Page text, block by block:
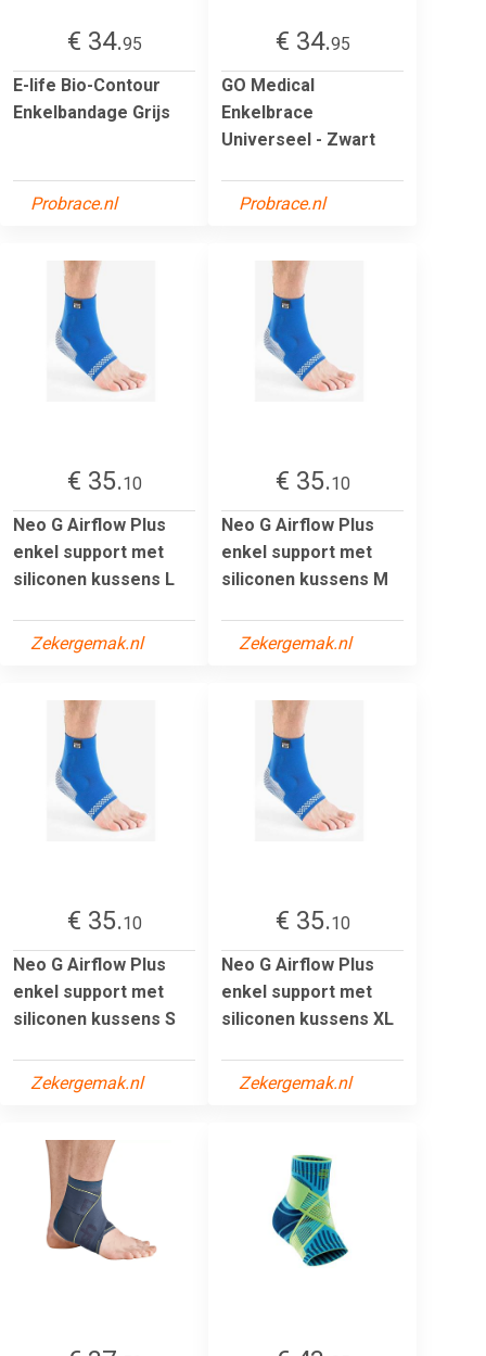
€ 34.95
E-life Bio-Contour
Enkelbandage Grijs
Probrace.nl
€ 34.95
GO Medical
Enkelbrace
Universeel - Zwart
Probrace.nl
€ 35.10
Neo G Airflow Plus
enkel support met
siliconen kussens L
Zekergemak.nl
€ 35.10
Neo G Airflow Plus
enkel support met
siliconen kussens M
Zekergemak.nl
€ 35.10
Neo G Airflow Plus
enkel support met
siliconen kussens S
Zekergemak.nl
€ 35.10
Neo G Airflow Plus
enkel support met
siliconen kussens XL
Zekergemak.nl